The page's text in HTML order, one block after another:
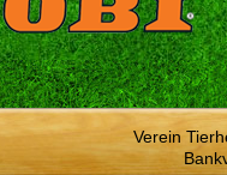
Verein